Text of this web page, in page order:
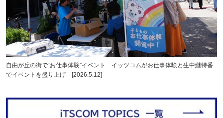
自由が丘の街で“お仕事体験”イベント イッツコムがお仕事体験と生中継特番
でイベントを盛り上げ [2026.5.12]